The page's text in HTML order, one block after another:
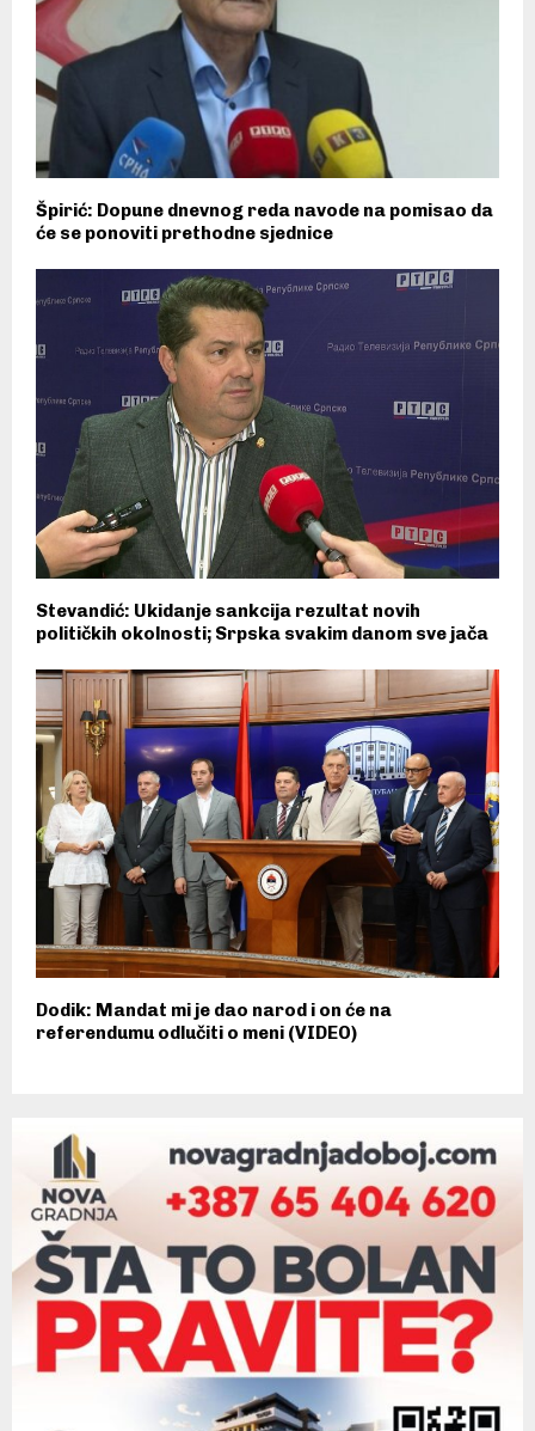
Špirić: Dopune dnevnog reda navode na pomisao da
će se ponoviti prethodne sjednice
Stevandić: Ukidanje sankcija rezultat novih
političkih okolnosti; Srpska svakim danom sve jača
Dodik: Mandat mi je dao narod i on će na
referendumu odlučiti o meni (VIDEO)